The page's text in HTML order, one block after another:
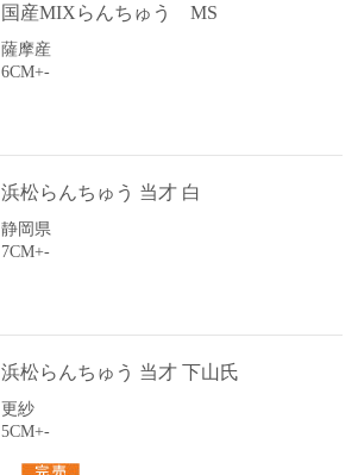
国産MIXらんちゅう MS
薩摩産
6CM+-
浜松らんちゅう 当才 白
静岡県
7CM+-
浜松らんちゅう 当才 下山氏
更紗
5CM+-